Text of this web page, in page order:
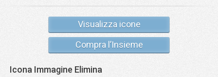
Visualizza icone
Compra l’Insieme
Icona Immagine Elimina